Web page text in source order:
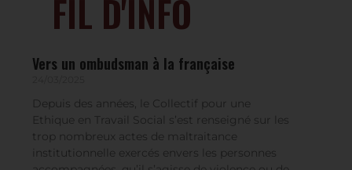
FIL D'INFO
Vers un ombudsman à la française
24/03/2025
Depuis des années, le Collectif pour une
Ethique en Travail Social s’est renseigné sur les